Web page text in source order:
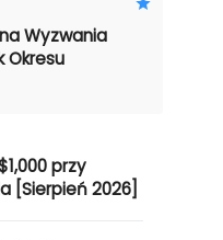
Wyzwania
Okresu
przy
[Sierpień 2026]